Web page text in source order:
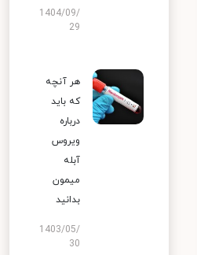
1404/09/
29
هر آنچه
که باید
درباره
ویروس
آبله
میمون
بدانید
1403/05/
30